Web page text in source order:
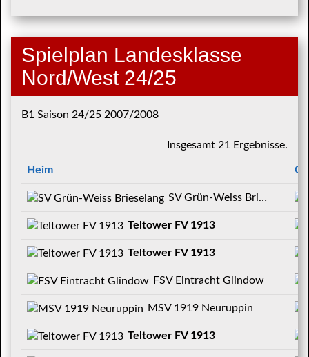
Spielplan Landesklasse
Nord/West 24/25
B1 Saison 24/25 2007/2008
Insgesamt 21 Ergebnisse.
Heim
SV Grün-Weiss Brieselang
Teltower FV 1913
Teltower FV 1913
FSV Eintracht Glindow
MSV 1919 Neuruppin
Teltower FV 1913